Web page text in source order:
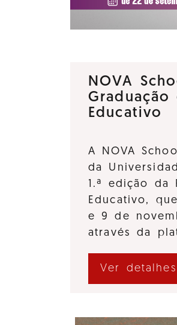
NOVA
Educativo
A NOVA
da
1.ª edição da
Educativo,
e 9 de
através da
Ver